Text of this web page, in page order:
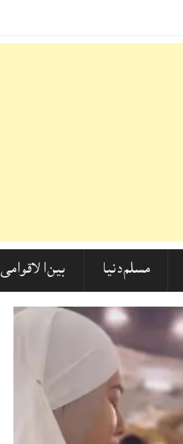
مسلم دنیا بین الاقوامی